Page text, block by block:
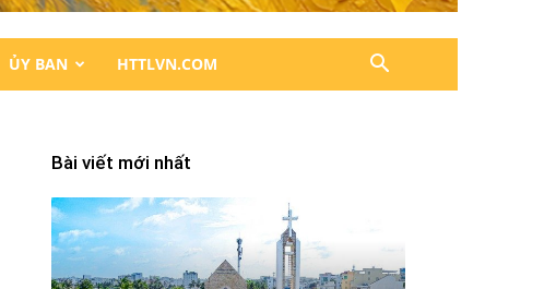
ỦY BAN HTTLVN.COM
Bài viết mới nhất